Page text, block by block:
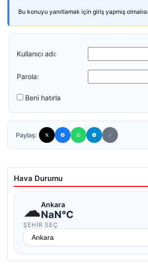
Bu konuyu yanıtlamak için giriş yapmış
Kullanıcı adı:
Parola:
Beni hatırla
Paylaş:
Hava Durumu
☁Ankara
NaN°C
ŞEHIR SEÇ